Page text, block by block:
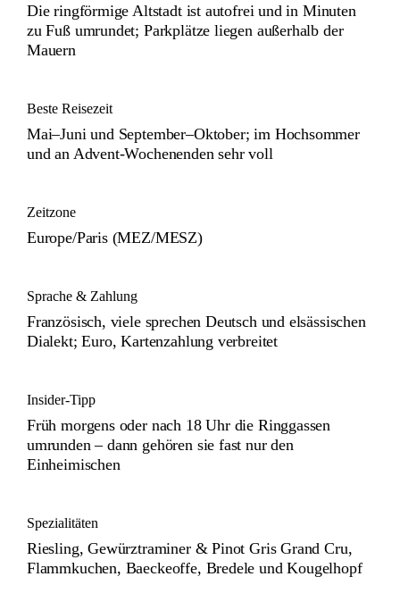
Die ringförmige Altstadt ist autofrei und in Minuten
zu Fuß umrundet; Parkplätze liegen außerhalb der
Mauern
Beste Reisezeit
Mai–Juni und September–Oktober; im Hochsommer
und an Advent-Wochenenden sehr voll
Zeitzone
Europe/Paris (MEZ/MESZ)
Sprache & Zahlung
Französisch, viele sprechen Deutsch und elsässischen
Dialekt; Euro, Kartenzahlung verbreitet
Insider-Tipp
Früh morgens oder nach 18 Uhr die Ringgassen
umrunden – dann gehören sie fast nur den
Einheimischen
Spezialitäten
Riesling, Gewürztraminer & Pinot Gris Grand Cru,
Flammkuchen, Baeckeoffe, Bredele und Kougelhopf